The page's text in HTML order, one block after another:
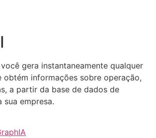
gera instantaneamente qualquer
informações sobre operação,
a partir da base de dados de
sua empresa.